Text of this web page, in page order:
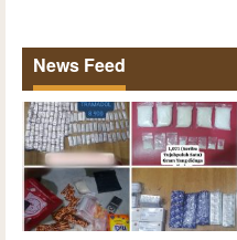
News Feed